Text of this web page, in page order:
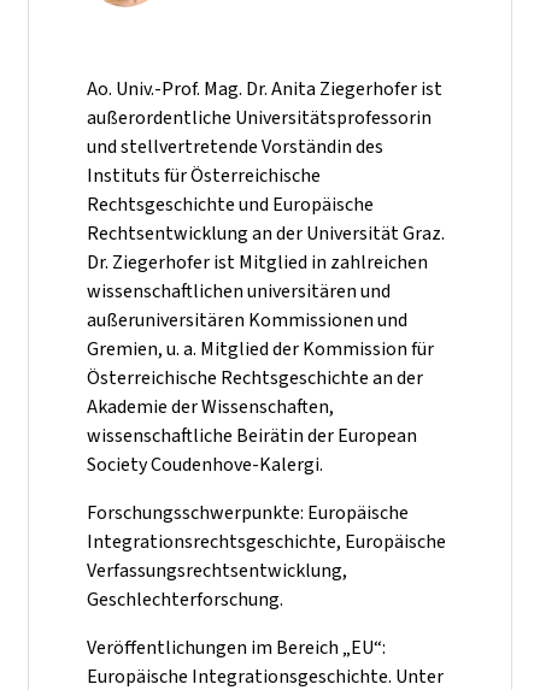
Ao. Univ.-Prof. Mag. Dr. Anita Ziegerhofer ist
außerordentliche Universitätsprofessorin
und stellvertretende Vorständin des
Instituts für Österreichische
Rechtsgeschichte und Europäische
Rechtsentwicklung an der Universität Graz.
Dr. Ziegerhofer ist Mitglied in zahlreichen
wissenschaftlichen universitären und
außeruniversitären Kommissionen und
Gremien, u. a. Mitglied der Kommission für
Österreichische Rechtsgeschichte an der
Akademie der Wissenschaften,
wissenschaftliche Beirätin der European
Society Coudenhove-Kalergi.
Forschungsschwerpunkte: Europäische
Integrationsrechtsgeschichte, Europäische
Verfassungsrechtsentwicklung,
Geschlechterforschung.
Veröffentlichungen im Bereich „EU“:
Europäische Integrationsgeschichte. Unter